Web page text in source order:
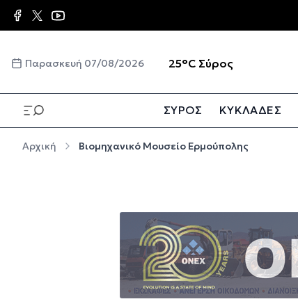
Παράκαμψη προς το κυρίως περιεχόμενο
Παρασκευή 07/08/2026 25°C Σύρος
ΣΥΡΟΣ ΚΥΚΛΑΔΕΣ
Αρχική Βιομηχανικό Μουσείο Ερμούπολης